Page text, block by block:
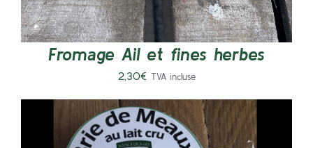
Fromage Ail et fines herbes
2,30€ TVA incluse